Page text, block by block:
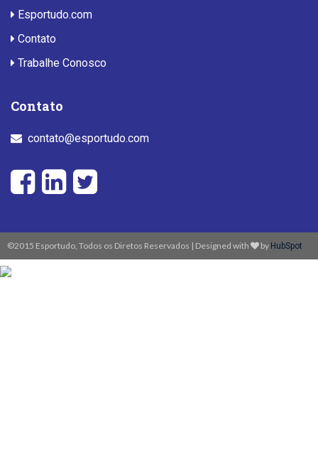
Esportudo.com
Contato
Trabalhe Conosco
Contato
contato@esportudo.com
©2015 Esportudo, Todos os Diretos Reservados | Designed with by HubSpot